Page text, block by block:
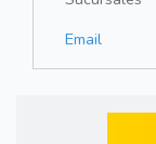
Email